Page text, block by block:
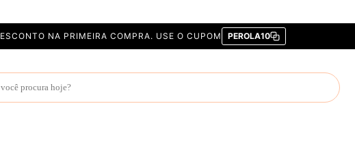
NA PRIMEIRA COMPRA. USE O CUPOM PEROLA10